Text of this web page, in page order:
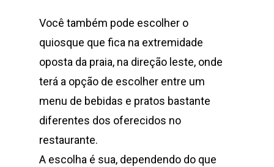
Você também pode escolher o
quiosque que fica na extremidade
oposta da praia, na direção leste, onde
terá a opção de escolher entre um
menu de bebidas e pratos bastante
diferentes dos oferecidos no
restaurante.
A escolha é sua, dependendo do que